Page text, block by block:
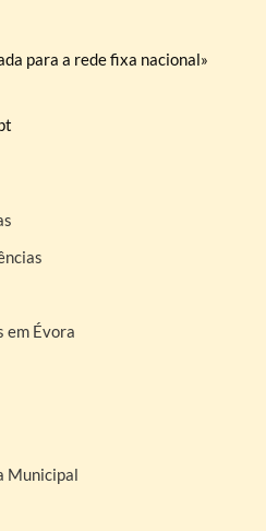
para a rede fixa nacional»
em Évora
Municipal